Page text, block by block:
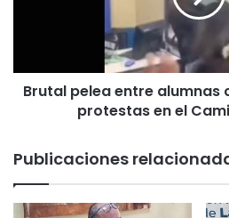
t
e
l
t
r
e
Brutal pelea entre
protestas en el
Publicaciones